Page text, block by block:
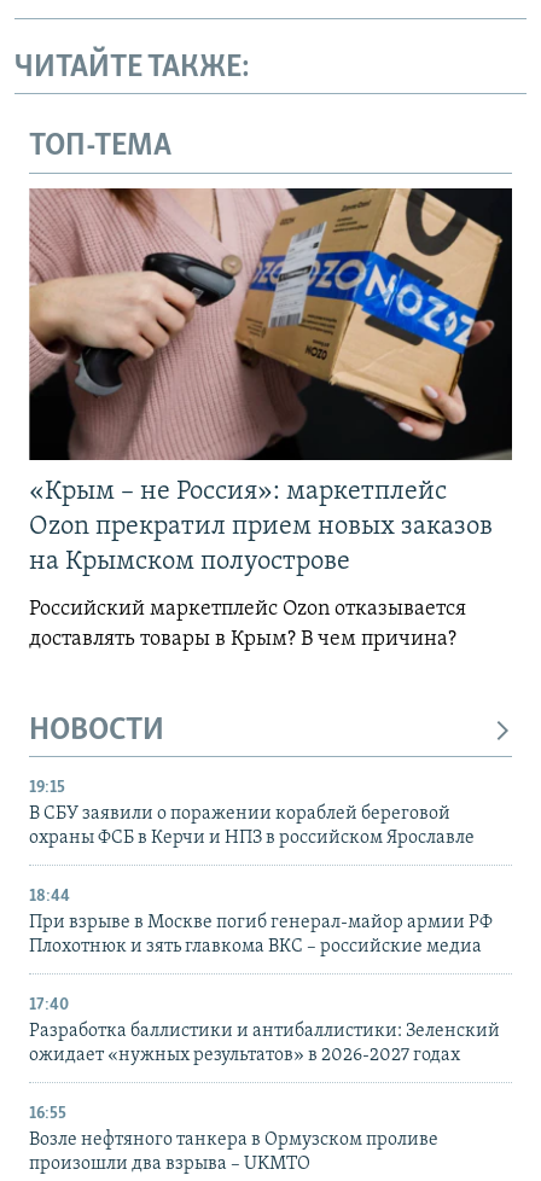
ЧИТАЙТЕ ТАКЖЕ:
ТОП-ТЕМА
«Крым – не Россия»: маркетплейс
Ozon прекратил прием новых заказов
на Крымском полуострове
Российский маркетплейс Ozon отказывается
доставлять товары в Крым? В чем причина?
НОВОСТИ
19:15
В СБУ заявили о поражении кораблей береговой
охраны ФСБ в Керчи и НПЗ в российском Ярославле
18:44
При взрыве в Москве погиб генерал-майор армии РФ
Плохотнюк и зять главкома ВКС – российские медиа
17:40
Разработка баллистики и антибаллистики: Зеленский
ожидает «нужных результатов» в 2026-2027 годах
16:55
Возле нефтяного танкера в Ормузском проливе
произошли два взрыва – UKMTO